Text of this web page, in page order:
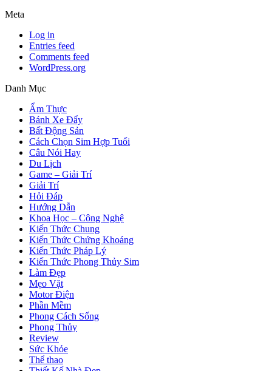
Meta
Log in
Entries feed
Comments feed
WordPress.org
Danh Mục
Ẩm Thực
Bánh Xe Đẩy
Bất Động Sản
Cách Chọn Sim Hợp Tuổi
Câu Nói Hay
Du Lịch
Game – Giải Trí
Giải Trí
Hỏi Đáp
Hướng Dẫn
Khoa Học – Công Nghệ
Kiến Thức Chung
Kiến Thức Chứng Khoáng
Kiến Thức Pháp Lý
Kiến Thức Phong Thủy Sim
Làm Đẹp
Mẹo Vặt
Motor Điện
Phần Mềm
Phong Cách Sống
Phong Thủy
Review
Sức Khỏe
Thể thao